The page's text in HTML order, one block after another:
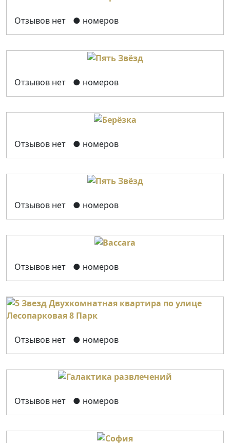
Отзывов нет ● номеров
Отзывов нет ● номеров
Отзывов нет ● номеров
Отзывов нет ● номеров
Отзывов нет ● номеров
Отзывов нет ● номеров
Отзывов нет ● номеров